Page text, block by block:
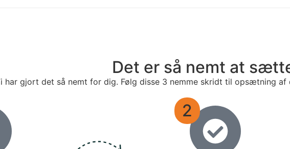
Det er så nemt at
har gjort det så nemt for dig. Følg disse 3 nemme skridt til opsætning af
2